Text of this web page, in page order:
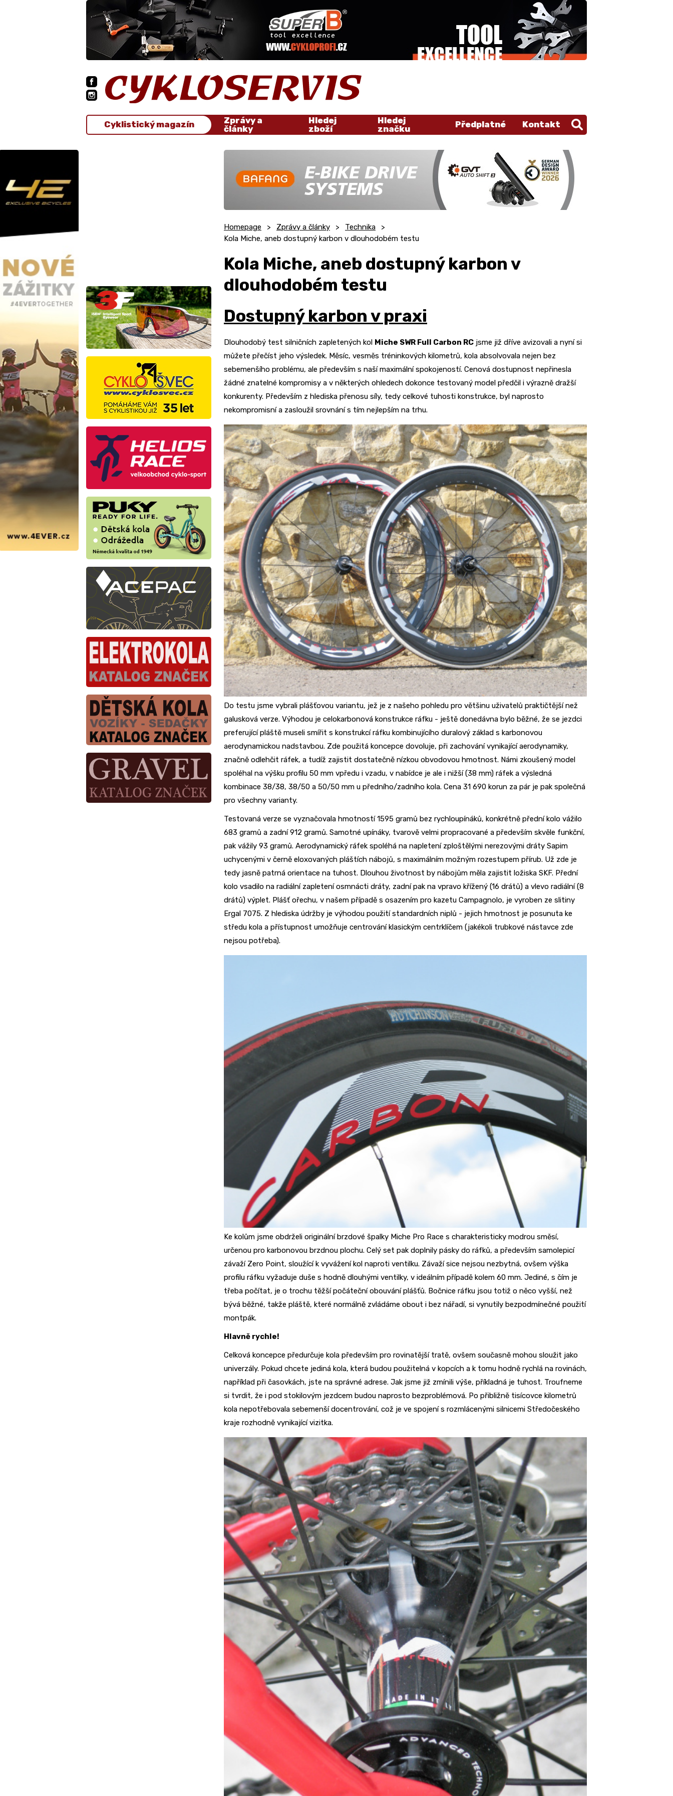
Cyklistický magazín
Zprávy a
články
Hledej
zboží
Hledej
značku
Předplatné Kontakt
Homepage Zprávy a články
Technika
Kola Miche, aneb dostupný karbon v dlouhodobém testu
Kola Miche, aneb dostupný karbon v
dlouhodobém testu
Dostupný karbon v praxi
Dlouhodobý test silničních zapletených kol Miche SWR Full Carbon RC jsme již dříve avizovali a nyní si
můžete přečíst jeho výsledek. Měsíc, vesměs tréninkových kilometrů, kola absolvovala nejen bez
sebemenšího problému, ale především s naší maximální spokojeností. Cenová dostupnost nepřinesla
žádné znatelné kompromisy a v některých ohledech dokonce testovaný model předčil i výrazně dražší
konkurenty. Především z hlediska přenosu síly, tedy celkové tuhosti konstrukce, byl naprosto
nekompromisní a zasloužil srovnání s tím nejlepším na trhu.
Do testu jsme vybrali plášťovou variantu, jež je z našeho pohledu pro většinu uživatelů praktičtější než
galusková verze. Výhodou je celokarbonová konstrukce ráfku - ještě donedávna bylo běžné, že se jezdci
preferující pláště museli smířit s konstrukcí ráfku kombinujícího duralový základ s karbonovou
aerodynamickou nadstavbou. Zde použitá koncepce dovoluje, při zachování vynikající aerodynamiky,
značně odlehčit ráfek, a tudíž zajistit dostatečně nízkou obvodovou hmotnost. Námi zkoušený model
spoléhal na výšku profilu 50 mm vpředu i vzadu, v nabídce je ale i nižší (38 mm) ráfek a výsledná
kombinace 38/38, 38/50 a 50/50 mm u předního/zadního kola. Cena 31 690 korun za pár je pak společná
pro všechny varianty.
Testovaná verze se vyznačovala hmotností 1595 gramů bez rychloupínáků, konkrétně přední kolo vážilo
683 gramů a zadní 912 gramů. Samotné upínáky, tvarově velmi propracované a především skvěle funkční,
pak vážily 93 gramů. Aerodynamický ráfek spoléhá na napletení zploštělými nerezovými dráty Sapim
uchycenými v černě eloxovaných pláštích nábojů, s maximálním možným rozestupem přírub. Už zde je
tedy jasně patrná orientace na tuhost. Dlouhou životnost by nábojům měla zajistit ložiska SKF. Přední
kolo vsadilo na radiální zapletení osmnácti dráty, zadní pak na vpravo křížený (16 drátů) a vlevo radiální (8
drátů) výplet. Plášť ořechu, v našem případě s osazením pro kazetu Campagnolo, je vyroben ze slitiny
Ergal 7075. Z hlediska údržby je výhodou použití standardních niplů - jejich hmotnost je posunuta ke
středu kola a přístupnost umožňuje centrování klasickým centrklíčem (jakékoli trubkové nástavce zde
nejsou potřeba).
Ke kolům jsme obdrželi originální brzdové špalky Miche Pro Race s charakteristicky modrou směsí,
určenou pro karbonovou brzdnou plochu. Celý set pak doplnily pásky do ráfků, a především samolepicí
závaží Zero Point, sloužící k vyvážení kol naproti ventilku. Závaží sice nejsou nezbytná, ovšem výška
profilu ráfku vyžaduje duše s hodně dlouhými ventilky, v ideálním případě kolem 60 mm. Jediné, s čím je
třeba počítat, je o trochu těžší počáteční obouvání plášťů. Bočnice ráfku jsou totiž o něco vyšší, než
bývá běžné, takže pláště, které normálně zvládáme obout i bez nářadí, si vynutily bezpodmínečné použití
montpák.
Hlavně rychle!
Celková koncepce předurčuje kola především pro rovinatější tratě, ovšem současně mohou sloužit jako
univerzály. Pokud chcete jediná kola, která budou použitelná v kopcích a k tomu hodně rychlá na rovinách,
například při časovkách, jste na správné adrese. Jak jsme již zmínili výše, příkladná je tuhost. Troufneme
si tvrdit, že i pod stokilovým jezdcem budou naprosto bezproblémová. Po přibližně tisícovce kilometrů
kola nepotřebovala sebemenší docentrování, což je ve spojení s rozmlácenými silnicemi Středočeského
kraje rozhodně vynikající vizitka.